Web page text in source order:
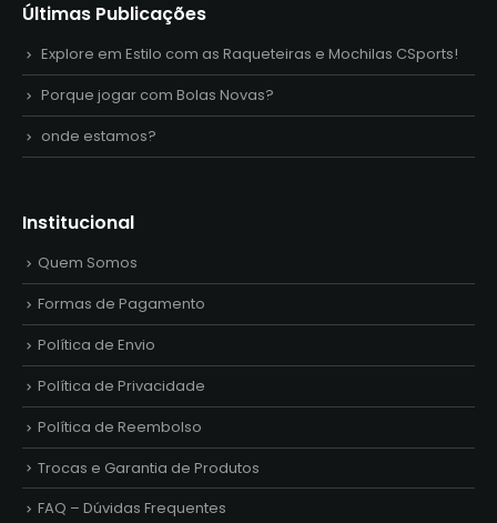
Últimas Publicações
Explore em Estilo com as Raqueteiras e Mochilas CSports!
Porque jogar com Bolas Novas?
onde estamos?
Institucional
Quem Somos
Formas de Pagamento
Política de Envio
Política de Privacidade
Política de Reembolso
Trocas e Garantia de Produtos
FAQ – Dúvidas Frequentes